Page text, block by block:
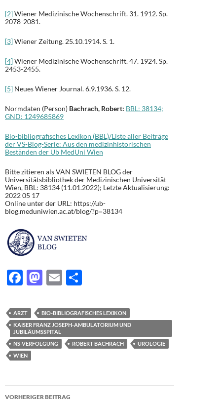
[2]Wiener Medizinische Wochenschrift. 31. 1912. Sp.
2078-2081.
[3]Wiener Zeitung. 25.10.1914. S. 1.
[4]Wiener Medizinische Wochenschrift. 47. 1924. Sp.
2453-2455.
[5] Neues Wiener Journal. 6.9.1936. S. 12.
Normdaten (Person) Bachrach, Robert: BBL: 38134;
GND: 1249685869
Bio-bibliografisches Lexikon (BBL)/Liste aller Beiträge
der VS-Blog-Serie: Aus den medizinhistorischen
Beständen der Ub MedUni Wien
Bitte zitieren als VAN SWIETEN BLOG der
Universitätsbibliothek der Medizinischen Universität
Wien, BBL: 38134 (11.01.2022); Letzte Aktualisierung:
2022 05 17
Online unter der URL: https://ub-
blog.meduniwien.ac.at/blog/?p=38134
F
e
b
o
o
M
to
d
o
E
ail le
n
ARZT
BIO-BIBLIOGRAFISCHES LEXIKON
KAISER FRANZ JOSEPH-AMBULATORIUM UND
JUBILÄUMSSPITAL
NS-VERFOLGUNG
ROBERT BACHRACH
UROLOGIE
WIEN
Beitragsnavigation
VORHERIGER BEITRAG